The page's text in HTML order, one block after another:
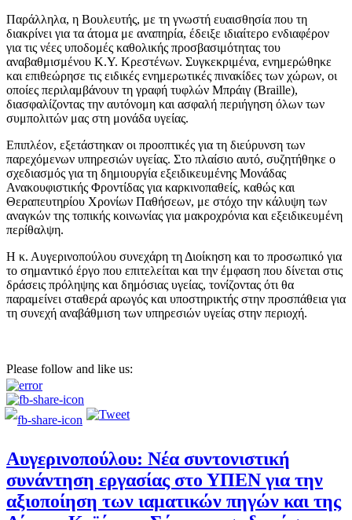
​Παράλληλα, η Βουλευτής, με τη γνωστή ευαισθησία που τη
διακρίνει για τα άτομα με αναπηρία, έδειξε ιδιαίτερο ενδιαφέρον
για τις νέες υποδομές καθολικής προσβασιμότητας του
αναβαθμισμένου Κ.Υ. Κρεστένων. Συγκεκριμένα, ενημερώθηκε
και επιθεώρησε τις ειδικές ενημερωτικές πινακίδες των χώρων, οι
οποίες περιλαμβάνουν τη γραφή τυφλών Μπράιγ (Braille),
διασφαλίζοντας την αυτόνομη και ασφαλή περιήγηση όλων των
συμπολιτών μας στη μονάδα υγείας.
​Επιπλέον, εξετάστηκαν οι προοπτικές για τη διεύρυνση των
παρεχόμενων υπηρεσιών υγείας. Στο πλαίσιο αυτό, συζητήθηκε ο
σχεδιασμός για τη δημιουργία εξειδικευμένης Μονάδας
Ανακουφιστικής Φροντίδας για καρκινοπαθείς, καθώς και
Θεραπευτηρίου Χρονίων Παθήσεων, με στόχο την κάλυψη των
αναγκών της τοπικής κοινωνίας για μακροχρόνια και εξειδικευμένη
περίθαλψη.
​Η κ. Αυγερινοπούλου συνεχάρη τη Διοίκηση και το προσωπικό για
το σημαντικό έργο που επιτελείται και την έμφαση που δίνεται στις
δράσεις πρόληψης και δημόσιας υγείας, τονίζοντας ότι θα
παραμείνει σταθερά αρωγός και υποστηρικτής στην προσπάθεια για
τη συνεχή αναβάθμιση των υπηρεσιών υγείας στην περιοχή.
Please follow and like us:
Αυγερινοπούλου: Νέα συντονιστική
συνάντηση εργασίας στο ΥΠΕΝ για την
αξιοποίηση των ιαματικών πηγών και της